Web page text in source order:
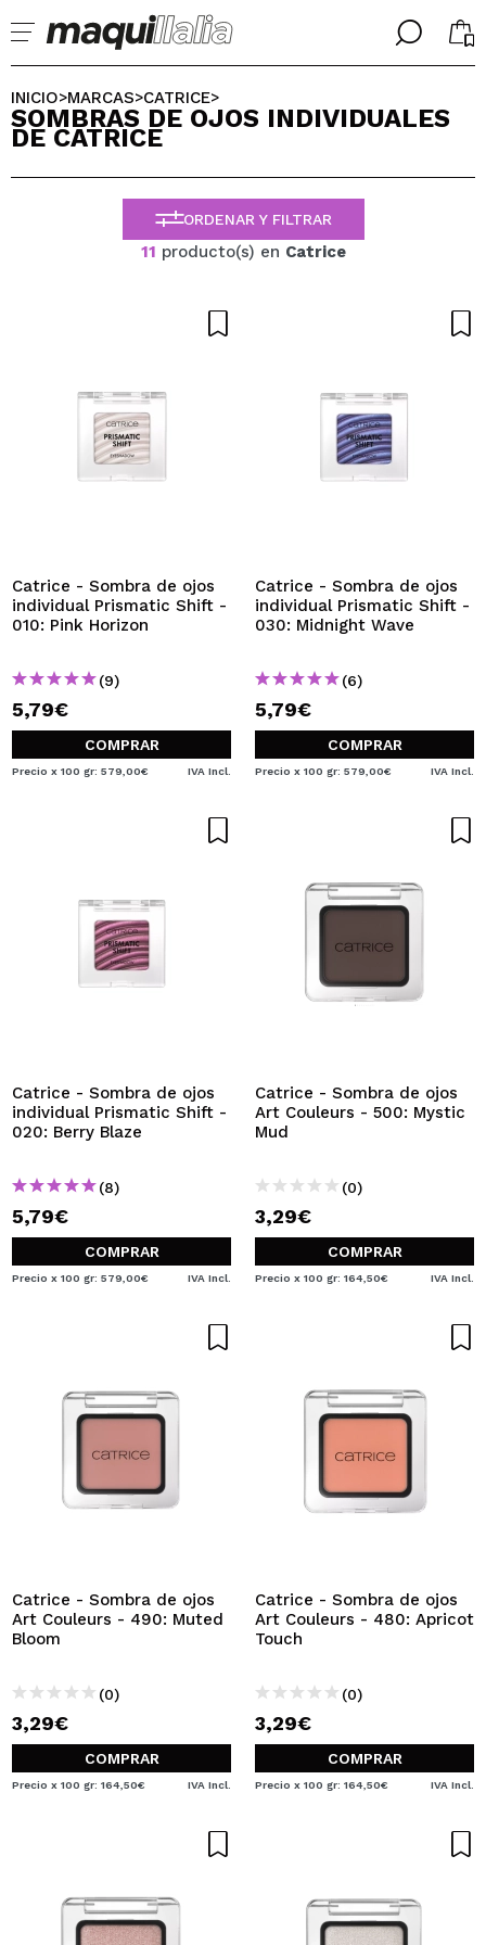
╳
Ya soy #maquilover, tengo cuenta
BIENVENIDX!
No tengo cuenta aquí
QUIERO REGISTRARME
pedidos y consultar tus operaciones anteriores.
╳
SELECCIONA TU IDIOMA
ENGLISH
FRANCES
ALEMAN
ITALIANO
INICIO>MARCAS>CATRICE>
SOMBRAS DE OJOS INDIVIDUALES
DE CATRICE
ORDENAR Y FILTRAR
11 producto(s) en Catrice
Catrice - Sombra de ojos
individual Prismatic Shift -
010: Pink Horizon
(9)
5,79€
COMPRAR
Precio x 100 gr: 579,00€ IVA Incl.
Catrice - Sombra de ojos
individual Prismatic Shift -
030: Midnight Wave
(6)
5,79€
COMPRAR
Precio x 100 gr: 579,00€ IVA Incl.
Catrice - Sombra de ojos
individual Prismatic Shift -
020: Berry Blaze
(8)
5,79€
COMPRAR
Precio x 100 gr: 579,00€ IVA Incl.
Catrice - Sombra de ojos
Art Couleurs - 500: Mystic
Mud
(0)
3,29€
COMPRAR
Precio x 100 gr: 164,50€ IVA Incl.
Catrice - Sombra de ojos
Art Couleurs - 490: Muted
Bloom
(0)
3,29€
COMPRAR
Precio x 100 gr: 164,50€ IVA Incl.
Catrice - Sombra de ojos
Art Couleurs - 480: Apricot
Touch
(0)
3,29€
COMPRAR
Precio x 100 gr: 164,50€ IVA Incl.